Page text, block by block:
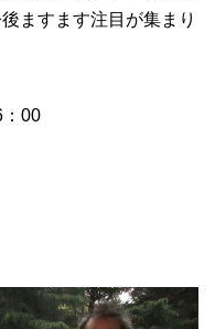
ますます注目が集まり
：00